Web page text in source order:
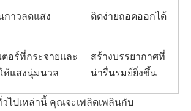
กาวลดแสง ติดง่ายถอดออกได้
ตอร์ที่กระจายและ
ห้แสงนุ่มนวล
สร้างบรรยากาศที่
น่ารื่นรมย์ยิ่งขึ้น
ไปเหล่านี้ คุณจะเพลิดเพลินกับ